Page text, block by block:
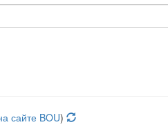
сайте BOU)